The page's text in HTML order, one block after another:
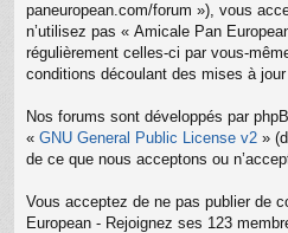
paneuropean.com/forum »), vous
n’utilisez pas « Amicale Pan
régulièrement celles-ci par vous-
conditions découlant des mises à
Nos forums sont développés par
« GNU General Public License v2 »
de ce que nous acceptons ou
Vous acceptez de ne pas publier de
European - Rejoignez ses 123